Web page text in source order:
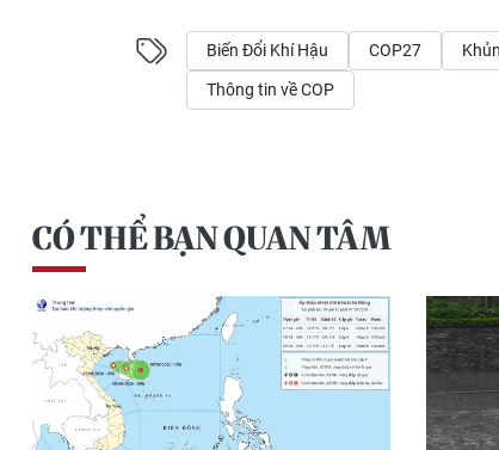
Biến Đổi Khí Hậu COP27
Thông tin về COP
CÓ THỂ BẠN QUAN TÂM